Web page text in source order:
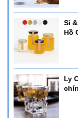
3. Nồi hâm soup
- Nồi hâm soup tròn
Sỉ
Hồ
Ly